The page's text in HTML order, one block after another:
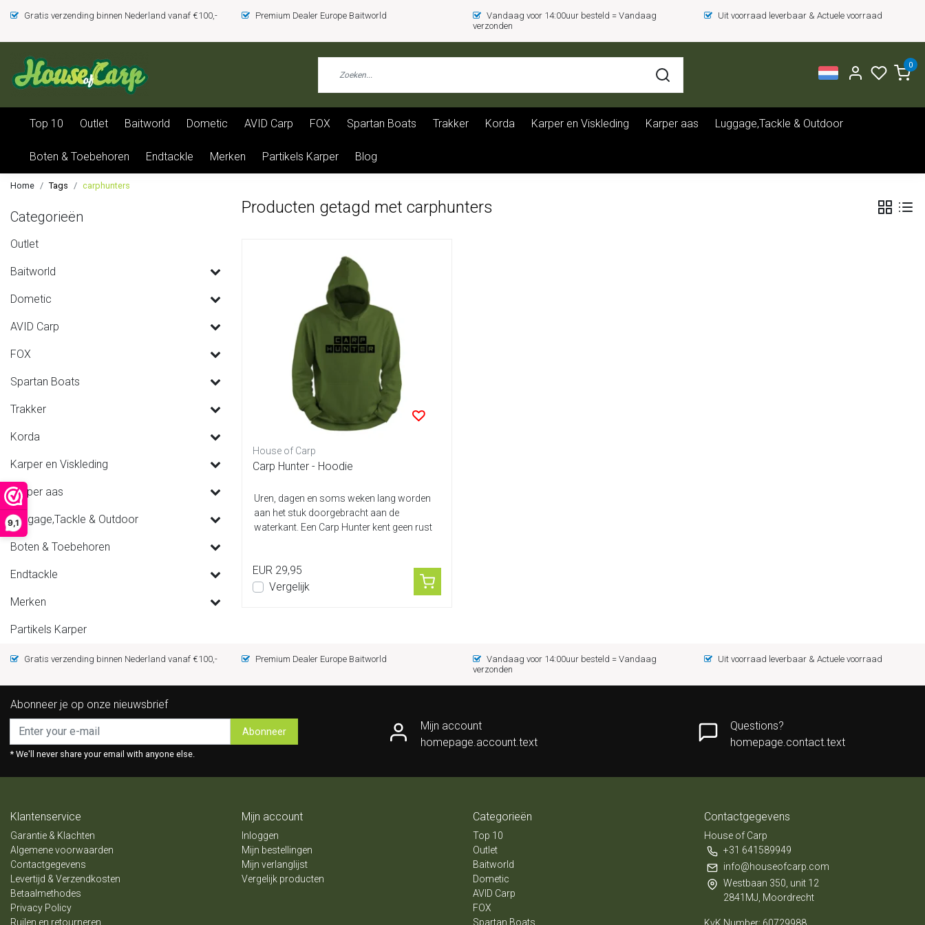
9,1
Gratis verzending binnen Nederland vanaf €100,- Premium Dealer Europe Baitworld
Vandaag voor 14:00uur besteld = Vandaag
verzonden
Uit voorraad leverbaar & Actuele voorraad
0
Top 10 Outlet Baitworld Dometic AVID Carp FOX Spartan Boats Trakker Korda Karper en Viskleding Karper aas Luggage,Tackle & Outdoor
Boten & Toebehoren Endtackle Merken Partikels Karper Blog
Home Tags carphunters
Categorieën
Outlet
Baitworld
Dometic
AVID Carp
FOX
Spartan Boats
Trakker
Korda
Karper en Viskleding
Karper aas
Luggage,Tackle & Outdoor
Boten & Toebehoren
Endtackle
Merken
Partikels Karper
Producten getagd met carphunters
House of Carp
Carp Hunter - Hoodie
Uren, dagen en soms weken lang worden
aan het stuk doorgebracht aan de
waterkant. Een Carp Hunter kent geen rust
EUR 29,95
Vergelijk
Gratis verzending binnen Nederland vanaf €100,- Premium Dealer Europe Baitworld
Vandaag voor 14:00uur besteld = Vandaag
verzonden
Uit voorraad leverbaar & Actuele voorraad
Abonneer je op onze nieuwsbrief
Abonneer
* We'll never share your email with anyone else.
Mijn account
homepage.account.text
Questions?
homepage.contact.text
Klantenservice
Garantie & Klachten
Algemene voorwaarden
Contactgegevens
Levertijd & Verzendkosten
Betaalmethodes
Privacy Policy
Ruilen en retourneren
Mijn account
Inloggen
Mijn bestellingen
Mijn verlanglijst
Vergelijk producten
Categorieën
Top 10
Outlet
Baitworld
Dometic
AVID Carp
FOX
Spartan Boats
Contactgegevens
House of Carp
+31 641589949
info@houseofcarp.com
Westbaan 350, unit 12
2841MJ, Moordrecht